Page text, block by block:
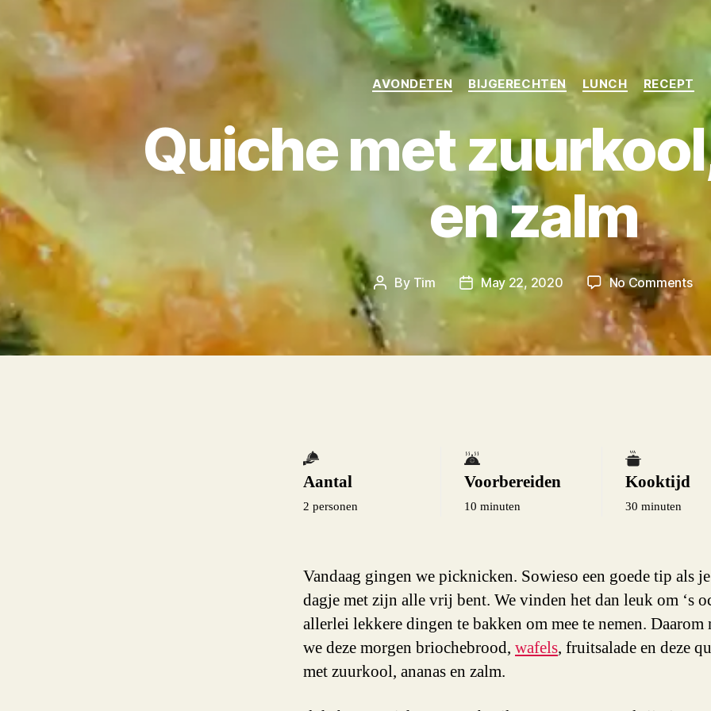
Categories
AVONDETEN BIJGERECHTEN LUNCH RECEPT
Quiche met
en zalm
Post
author
By Tim
Post
date
May 22, 2020 No Commentson
Aantal
2 personen
Voorbereiden
10 minuten
Kooktijd
30 minuten
Vandaag gingen we picknicken. Sowieso een goede tip als
dagje met zijn alle vrij bent. We vinden het dan leuk om ‘s
allerlei lekkere dingen te bakken om mee te nemen. Daarom
we deze morgen briochebrood, wafels, fruitsalade en deze
met zuurkool, ananas en zalm.